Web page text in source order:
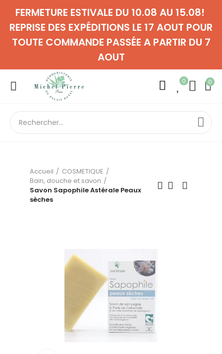
FERMETURE ESTIVALE DU 10.08 AU 15.08!
REPRISE DES EXPÉDITIONS LE 17 AOUT POUR
TOUTE COMMANDE PASSÉE A PARTIR DU 7
AOUT
0 0
Accueil
COSMETIQUE
Bain, douche et savon
Savon Sapophile Astérale Peaux
sèches